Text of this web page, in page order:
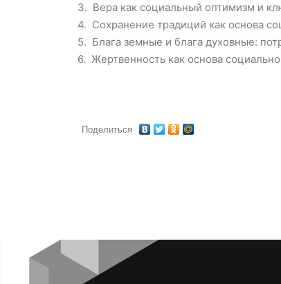
3. Вера как социальный оптимизм и
4. Сохранение традиций как основа
5. Блага земные и блага духовные:
6. Жертвенность как основа
Поделиться